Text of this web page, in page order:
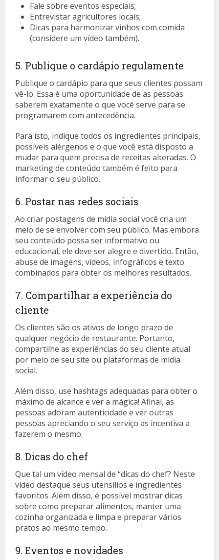
Fale sobre eventos especiais;
Entrevistar agricultores locais;
Dicas para harmonizar vinhos com comida
(considere um vídeo também).
5. Publique o cardápio regulamente
Publique o cardápio para que seus clientes possam
vê-lo. Essa é uma oportunidade de as pessoas
saberem exatamente o que você serve para se
programarem com antecedência.
Para isto, indique todos os ingredientes principais,
possíveis alérgenos e o que você está disposto a
mudar para quem precisa de receitas alteradas. O
marketing de conteúdo também é feito para
informar o seu público.
6. Postar nas redes sociais
Ao criar postagens de mídia social você cria um
meio de se envolver com seu público. Mas embora
seu conteúdo possa ser informativo ou
educacional, ele deve ser alegre e divertido. Então,
abuse de imagens, vídeos, infográficos e texto
combinados para obter os melhores resultados.
7. Compartilhar a experiência do
cliente
Os clientes são os ativos de longo prazo de
qualquer negócio de restaurante. Portanto,
compartilhe as experiências do seu cliente atual
por meio de seu site ou plataformas de mídia
social.
Além disso, use hashtags adequadas para obter o
máximo de alcance e ver a mágica! Afinal, as
pessoas adoram autenticidade e ver outras
pessoas apreciando o seu serviço as incentiva a
fazerem o mesmo.
8. Dicas do chef
Que tal um vídeo mensal de “dicas do chef? Neste
vídeo destaque seus utensílios e ingredientes
favoritos. Além disso, é possível mostrar dicas
sobre como preparar alimentos, manter uma
cozinha organizada e limpa e preparar vários
pratos ao mesmo tempo.
9. Eventos e novidades